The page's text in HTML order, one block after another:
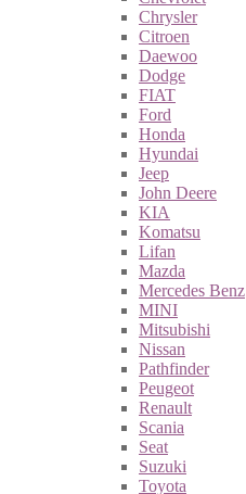
Chrysler
Citroen
Daewoo
Dodge
FIAT
Ford
Honda
Hyundai
Jeep
John Deere
KIA
Komatsu
Lifan
Mazda
Mercedes Benz
MINI
Mitsubishi
Nissan
Pathfinder
Peugeot
Renault
Scania
Seat
Suzuki
Toyota